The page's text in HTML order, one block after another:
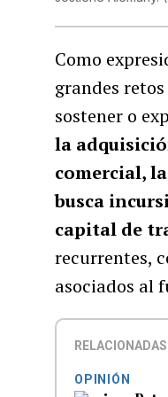
Como
grandes
sostener o
la
comercial,
busca
capital de
recurrentes,
asociados al
RELACIONADAS
OPINIÓN